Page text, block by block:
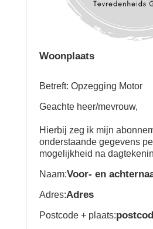
Woonplaats
Betreft: Opzegging Motor
Geachte heer/mevrouw,
Hierbij zeg ik mijn
onderstaande gegevens
mogelijkheid na
Naam:Voor- en
Adres:Adres
Postcode + plaats: